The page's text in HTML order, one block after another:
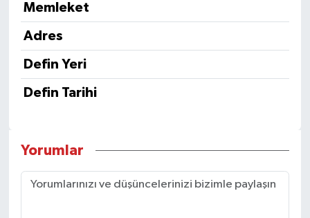
Memleket
Adres
Defin Yeri
Defin Tarihi
Yorumlar